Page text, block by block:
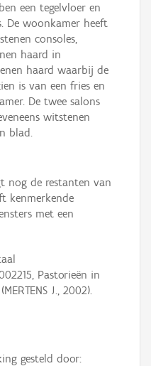
een tegelvloer en
De woonkamer heeft
consoles,
haard in
haard waarbij de
is van een fries en
De twee salons
witstenen
blad.
nog de restanten van
kenmerkende
met een
Pastorieën in
J., 2002).
gesteld door: